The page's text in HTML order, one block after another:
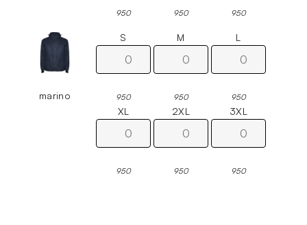
950 950 950
marino
S
950
M
950
L
950
XL
950
2XL
950
3XL
950